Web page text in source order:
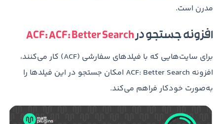
مدرن است.
افزونه جستجو درACF: ACF: Better Search
برای سایت‌هایی که با فیلدهای سفارشی (ACF) کار می‌کنند،
افزونه ACF: Better Search امکان جستجو در این فیلدها را
به‌صورت خودکار فراهم می‌کند.